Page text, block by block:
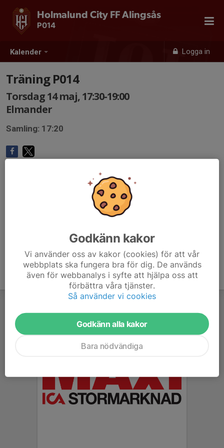
Kalender Logga in
Holmalund City FF Alingsås
P014
Träning P014
Torsdag 14 maj, 17:30-19:00
Elmander
Samling: 17:20
Godkänn kakor
Vi använder oss av kakor (cookies) för att vår
webbplats ska fungera bra för dig. De används
även för webbanalys i syfte att hjälpa oss att
förbättra våra tjänster.
Så använder vi cookies
Godkänn alla kakor
Bara nödvändiga